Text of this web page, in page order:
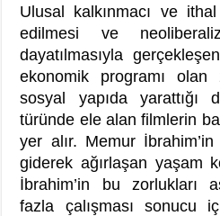
Ulusal kalkınmacı ve
edilmesi ve
dayatılmasıyla
ekonomik programı olan
sosyal yapıda yarattığı
türünde ele alan filmlerin
yer alır. Memur
giderek ağırlaşan yaşam
İbrahim’in bu zorlukları
fazla çalışması sonucu